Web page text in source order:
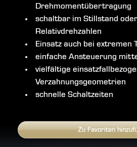
Drehmomentübertragung
schaltbar im Stillstand
Relativdrehzahlen
Einsatz auch bei extremen
einfache Ansteuerung
vielfältige
Verzahnungsgeometrien
schnelle Schaltzeiten
Zu Favoriten